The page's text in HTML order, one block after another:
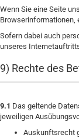
Wenn Sie eine Seite
Browserinformationen,
Sofern dabei auch
unseres
9) Rechte des
9.1 Das geltende
jeweiligen
Auskunftsrecht